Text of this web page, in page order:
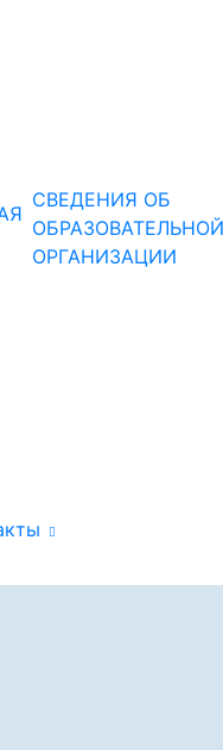
СВЕДЕНИЯ ОБ
ОБРАЗОВАТЕЛЬНОЙ
ОРГАНИЗАЦИИ